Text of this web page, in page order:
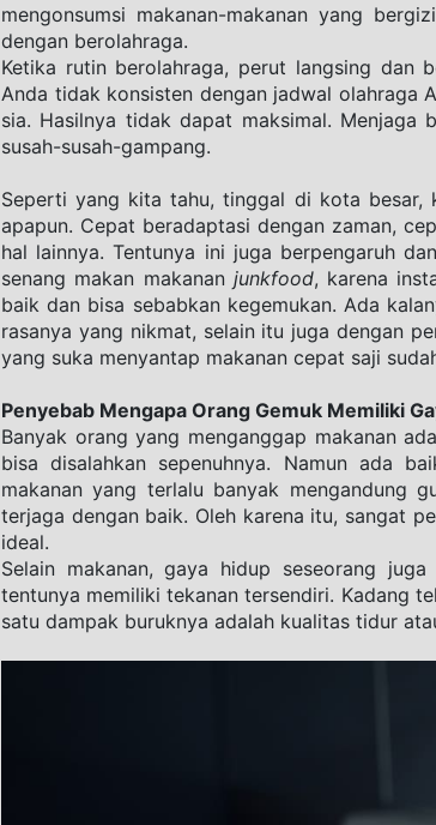
mengonsumsi makanan-makanan yang
dengan berolahraga.
Ketika rutin berolahraga, perut langsing dan
Anda tidak konsisten dengan jadwal olahraga
sia. Hasilnya tidak dapat maksimal.
susah-susah-gampang.
Seperti yang kita tahu, tinggal di kota
apapun. Cepat beradaptasi dengan zaman,
hal lainnya. Tentunya ini juga berpengaruh
senang makan makanan junkfood, karena
baik dan bisa sebabkan kegemukan. Ada
rasanya yang nikmat, selain itu juga dengan
yang suka menyantap makanan cepat saji
Penyebab Mengapa Orang Gemuk Memiliki
Banyak orang yang menganggap makanan
bisa disalahkan sepenuhnya. Namun ada
makanan yang terlalu banyak mengandung
terjaga dengan baik. Oleh karena itu, sangat
ideal.
Selain makanan, gaya hidup seseorang
tentunya memiliki tekanan tersendiri. Kadang
satu dampak buruknya adalah kualitas tidur